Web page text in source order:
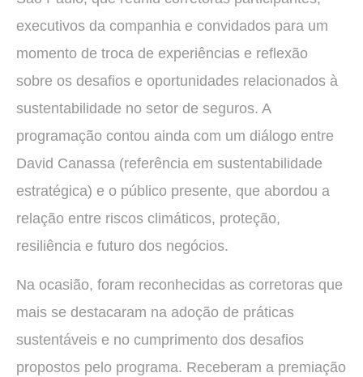
executivos da companhia e convidados para um
momento de troca de experiências e reflexão
sobre os desafios e oportunidades relacionados à
sustentabilidade no setor de seguros. A
programação contou ainda com um diálogo entre
David Canassa (referência em sustentabilidade
estratégica) e o público presente, que abordou a
relação entre riscos climáticos, proteção,
resiliência e futuro dos negócios.
Na ocasião, foram reconhecidas as corretoras que
mais se destacaram na adoção de práticas
sustentáveis e no cumprimento dos desafios
propostos pelo programa. Receberam a premiação